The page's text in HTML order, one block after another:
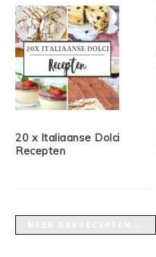
20 x Italiaanse Dolci
Recepten